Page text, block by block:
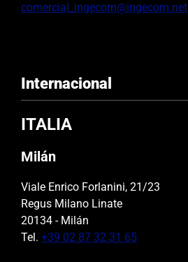
comercial_ingecom@ingecom.net
Internacional
ITALIA
Milán
Viale Enrico Forlanini, 21/23
Regus Milano Linate
20134 - Milán
Tel. +39 02 87 32 31 65